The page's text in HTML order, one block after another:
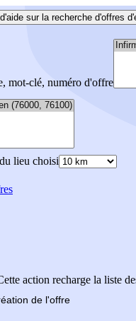
sur la recherche d'offres
mot-clé, numéro d'offre
lieu choisi
action recharge la liste
de l'offre